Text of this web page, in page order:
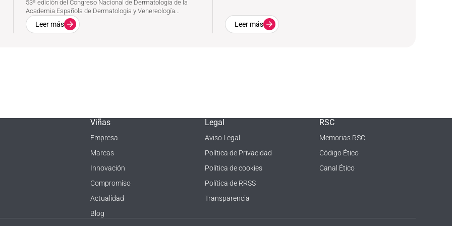
53ª edición del Congreso Nacional de Dermatología de la
Academia Española de Dermatología y Venereología...
Leer más Leer más
Viñas
Empresa
Marcas
Innovación
Compromiso
Actualidad
Blog
Legal
Aviso Legal
Política de Privacidad
Política de cookies
Política de RRSS
Transparencia
RSC
Memorias RSC
Código Ético
Canal Ético